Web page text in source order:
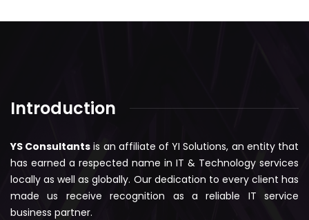
Introduction
YS Consultants is an affiliate of YI Solutions, an entity that
has earned a respected name in IT & Technology services
locally as well as globally. Our dedication to every client has
made us receive recognition as a reliable IT service
business partner.